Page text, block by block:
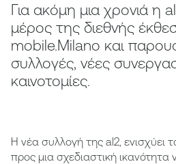
Για ακόμη μια χρονιά η
μέρος της διεθνής
mobile.Milano και
συλλογές, νέες
καινοτομίες.
H νέα συλλογή της al2, ενισχύει
προς μια σχεδιαστική ικανότητα